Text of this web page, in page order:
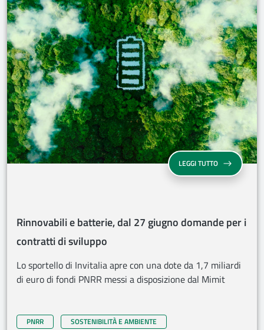
LEGGI TUTTORINNOVABILI
Rinnovabili e batterie, dal 27 giugno domande per i
contratti di sviluppo
Lo sportello di Invitalia apre con una dote da 1,7 miliardi
di euro di fondi PNRR messi a disposizione dal Mimit
PNRR SOSTENIBILITÀ E AMBIENTE